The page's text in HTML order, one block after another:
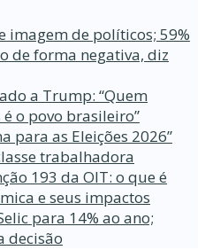
imagem de políticos; 59%
de forma negativa, diz
a Trump: “Quem
o povo brasileiro”
para as Eleições 2026”
trabalhadora
193 da OIT: o que é
e seus impactos
para 14% ao ano;
decisão